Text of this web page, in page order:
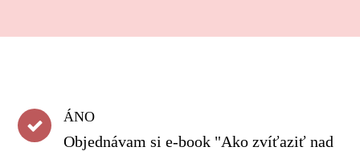
ÁNO
Objednávam si e-book "Ako zvíťaziť nad